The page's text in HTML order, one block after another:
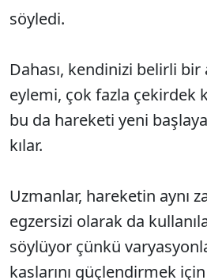
söyledi.
Dahası, kendinizi belirli bir
eylemi, çok fazla çekirdek
bu da hareketi yeni
kılar.
Uzmanlar, hareketin aynı
egzersizi olarak da
söylüyor çünkü
kaslarını güçlendirmek